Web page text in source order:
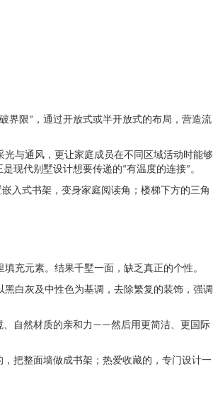
界限”，通过开放式或半开放式的布局，营造流
与通风，更让家庭成员在不同区域活动时能够
代别墅设计想要传递的“有温度的连接”。
入式书架，变身家庭阅读角；楼梯下方的三角
充元素。结果千墅一面，缺乏真正的个性。
白灰及中性色为基调，去除繁复的装饰，强调
、自然材质的亲和力——然后用更简洁、更国际
把整面墙做成书架；热爱收藏的，专门设计一